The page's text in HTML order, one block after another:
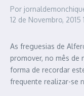
Por
12 de Novembro, 2015
As freguesias de
promover, no mês de
forma de recordar
frequente realizar-se